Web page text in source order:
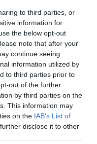
to third parties, or
information for
the below opt-out
note that after your
continue seeing
information utilized by
to third parties prior to
out of the further
by third parties on the
This information may
on the IAB’s List of
disclose it to other
Observez l’église
Peggy
Unesérénade
proposée, ajoutant un
Un masque de
souvenir parfait de
siècles.
de Venise :